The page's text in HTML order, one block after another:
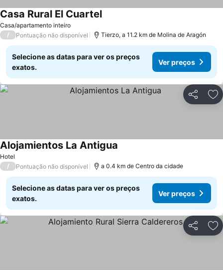
Casa/apartamento inteiro
Casa Rural El CuartelVer preços
/ Pontuação não disponível Tierzo, a 11.2 km de Molina de Aragón
Selecione as datas para ver os preços
exatos.
Ver preços
Partilhar
Hotel
Alojamientos La Antigua
/ Pontuação não disponível a 0.4 km de Centro da cidade
Selecione as datas para ver os preços
exatos.
Ver preços
Partilhar